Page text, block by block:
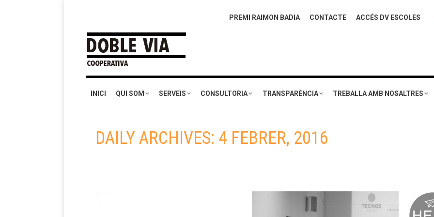
PREMI RAIMON BADIA CONTACTE ACCÉS DV ESCOLES
INICI QUI SOM SERVEIS CONSULTORIA TRANSPARÈNCIA TREBALLA AMB NOSALTRES
DAILY ARCHIVES: 4 FEBRER, 2016